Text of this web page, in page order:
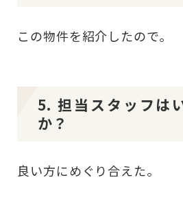
この物件を紹介したので。
5. 担当スタッフは
か？
良い方にめぐり合えた。